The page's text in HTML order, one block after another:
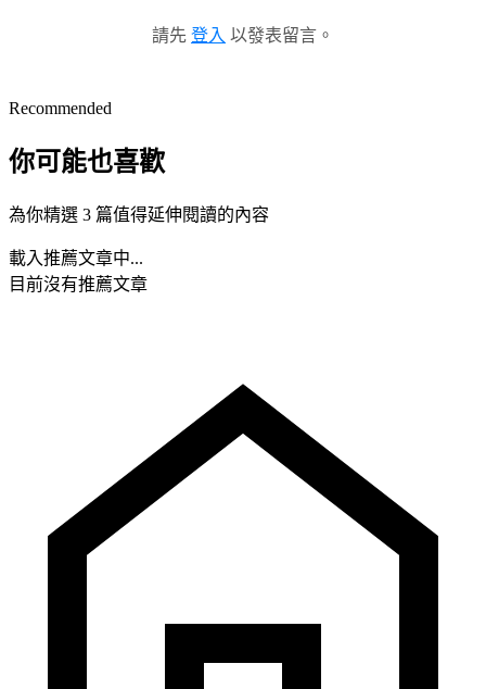
請先 登入 以發表留言。
Recommended
你可能也喜歡
為你精選 3 篇值得延伸閱讀的內容
載入推薦文章中...
目前沒有推薦文章